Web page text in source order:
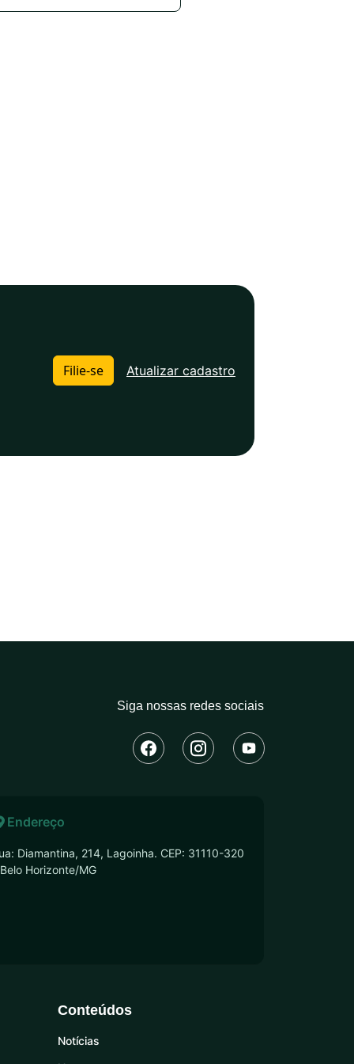
Filie-se Atualizar cadastro
Siga nossas redes sociais
Endereço
Diamantina, 214, Lagoinha. CEP: 31110-320
Horizonte/MG
Conteúdos
Notícias